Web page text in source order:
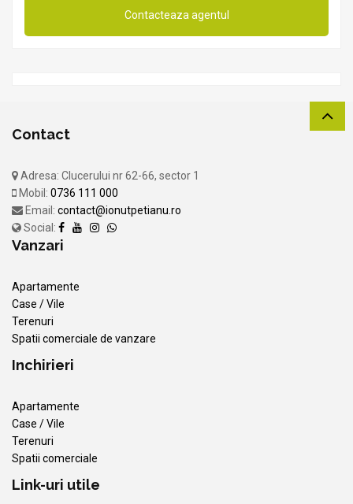
Contact
Adresa: Clucerului nr 62-66, sector 1
Mobil: 0736 111 000
Email: contact@ionutpetianu.ro
Social:
Vanzari
Apartamente
Case / Vile
Terenuri
Spatii comerciale de vanzare
Inchirieri
Apartamente
Case / Vile
Terenuri
Spatii comerciale
Link-uri utile